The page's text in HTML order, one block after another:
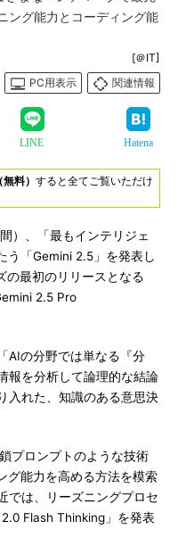
ング能力とコーディング能
[＠IT]
PC用表示
関連情報
LINE Hatena
料） すると全てご覧いただけ
）、「最もインテリジェ
う「Gemini 2.5」を発表し
の最初のリリースとなる
2.5 Pro
AIの分野では単なる『分
報を分析して論理的な結論
入れた、知識のある意思決
プロンプトのような技術
グ能力を高める方法を模索
では、リーズニングプロセ
Flash Thinking」を発表